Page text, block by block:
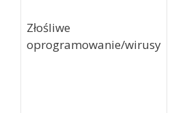
Złośliwe
oprogramowanie/wirusy